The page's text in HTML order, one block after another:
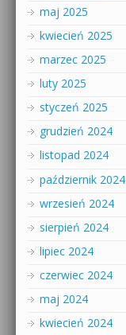
maj 2025
kwiecień 2025
marzec 2025
luty 2025
styczeń 2025
grudzień 2024
listopad 2024
październik 2024
wrzesień 2024
sierpień 2024
lipiec 2024
czerwiec 2024
maj 2024
kwiecień 2024